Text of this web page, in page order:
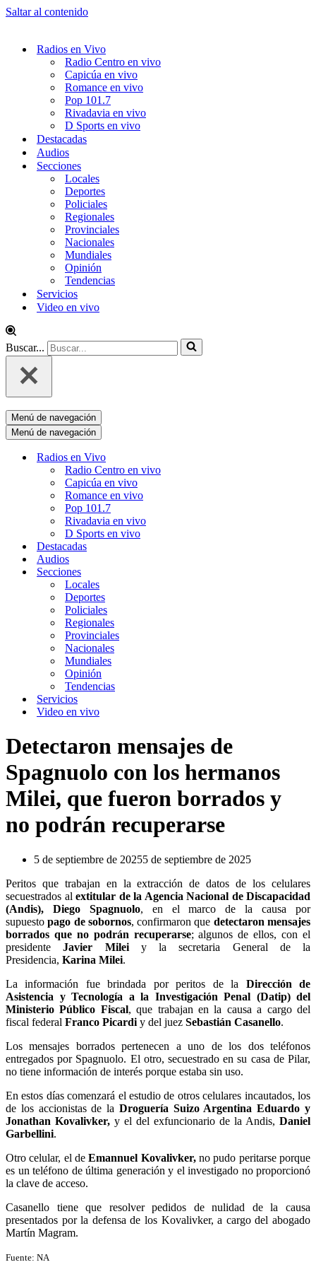
Saltar al contenido
Radios en Vivo
Radio Centro en vivo
Capicúa en vivo
Romance en vivo
Pop 101.7
Rivadavia en vivo
D Sports en vivo
Destacadas
Audios
Secciones
Locales
Deportes
Policiales
Regionales
Provinciales
Nacionales
Mundiales
Opinión
Tendencias
Servicios
Video en vivo
Buscar...
Menú de navegación
Menú de navegación
Radios en Vivo
Radio Centro en vivo
Capicúa en vivo
Romance en vivo
Pop 101.7
Rivadavia en vivo
D Sports en vivo
Destacadas
Audios
Secciones
Locales
Deportes
Policiales
Regionales
Provinciales
Nacionales
Mundiales
Opinión
Tendencias
Servicios
Video en vivo
Detectaron mensajes de
Spagnuolo con los hermanos
Milei, que fueron borrados y
no podrán recuperarse
5 de septiembre de 20255 de septiembre de 2025
Peritos que trabajan en la extracción de datos de los celulares
secuestrados al extitular de la Agencia Nacional de Discapacidad
(Andis), Diego Spagnuolo, en el marco de la causa por
supuestopago de sobornos, confirmaron que detectaron mensajes
borrados que no podrán recuperarse; algunos de ellos, con el
presidenteJavier Mileiy la secretaria General de la
Presidencia, Karina Milei.
La información fue brindada por peritos de la Dirección de
Asistencia y Tecnología a la Investigación Penal (Datip) del
Ministerio Público Fiscal, que trabajan en la causa a cargo del
fiscal federal Franco Picardi y del juez Sebastián Casanello.
Los mensajes borrados pertenecen a uno de los dos teléfonos
entregados por Spagnuolo. El otro, secuestrado en su casa de Pilar,
no tiene información de interés porque estaba sin uso.
En estos días comenzará el estudio de otros celulares incautados, los
de los accionistas de la Droguería Suizo Argentina Eduardo y
Jonathan Kovalivker, y el del exfuncionario de la Andis, Daniel
Garbellini.
Otro celular, el deEmannuel Kovalivker,no pudo peritarse porque
es un teléfono de última generación y el investigado no proporcionó
la clave de acceso.
Casanello tiene que resolver pedidos de nulidad de la causa
presentados por la defensa de los Kovalivker, a cargo del abogado
Martín Magram.
Fuente: NA